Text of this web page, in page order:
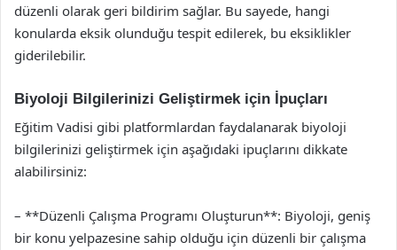
düzenli olarak geri bildirim sağlar. Bu sayede, hangi
konularda eksik olunduğu tespit edilerek, bu eksiklikler
giderilebilir.
Biyoloji Bilgilerinizi Geliştirmek için İpuçları
Eğitim Vadisi gibi platformlardan faydalanarak biyoloji
bilgilerinizi geliştirmek için aşağıdaki ipuçlarını dikkate
alabilirsiniz:
– **Düzenli Çalışma Programı Oluşturun**: Biyoloji, geniş
bir konu yelpazesine sahip olduğu için düzenli bir çalışma